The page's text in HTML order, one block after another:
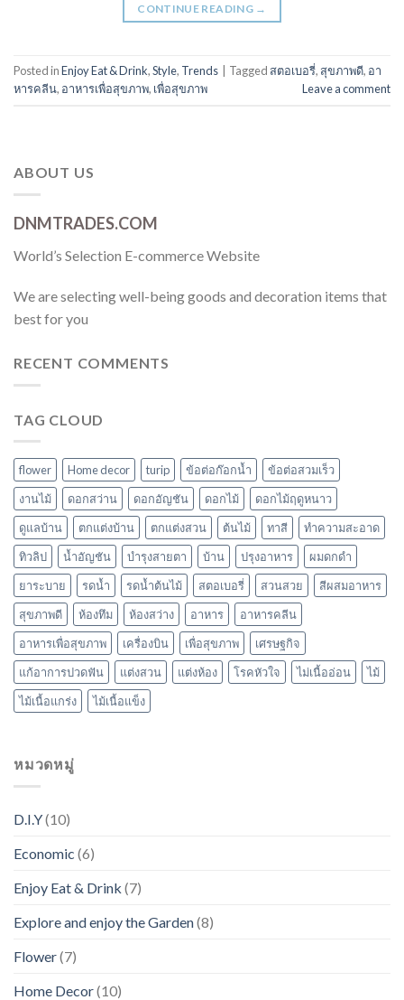
CONTINUE READING →
Posted inEnjoy Eat & Drink,Style, Trends Tagged สตอเบอรี่, สุขภาพดี, อา
หารคลีน, อาหารเพื่อสุขภาพ, เพื่อสุขภาพ Leave a comment
ABOUT US
DNMTRADES.COM
World’s Selection E-commerce Website
We are selecting well-being goods and decoration items that
best for you
RECENT COMMENTS
TAG CLOUD
flower Home decor turip ข้อต่อก๊อกน้ำ
ข้อต่อสวมเร็ว
งานไม้
ดอกสว่าน ดอกอัญชัน ดอกไม้
ดอกไม้ฤดูหนาว
ดูแลบ้าน
ตกแต่งบ้าน ตกแต่งสวน ต้นไม้ ทาสี
ทำความสะอาด
ทิวลิป
น้ำอัญชัน บำรุงสายตา บ้าน ปรุงอาหาร
ผมดกดำ
ยาระบาย
รดน้ำ รดน้ำต้นไม้ สตอเบอรี่ สวนสวย
สีผสมอาหาร
สุขภาพดี
ห้องทึม ห้องสว่าง อาหาร
อาหารคลีน
อาหารเพื่อสุขภาพ
เครื่องบิน เพื่อสุขภาพ
เศรษฐกิจ
แก้อาการปวดฟัน
แต่งสวน แต่งห้อง โรคหัวใจ ไม่เนื้ออ่อน
ไม้
ไม้เนื้อแกร่ง
ไม้เนื้อแข็ง
หมวดหมู่
D.I.Y(10)
Economic (6)
Enjoy Eat & Drink (7)
Explore and enjoy the Garden(8)
Flower(7)
Home Decor(10)